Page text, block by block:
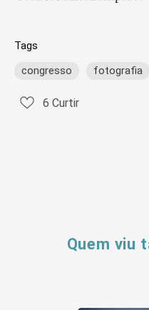
Tags
congresso
fotografia
6 Curtir
Quem viu